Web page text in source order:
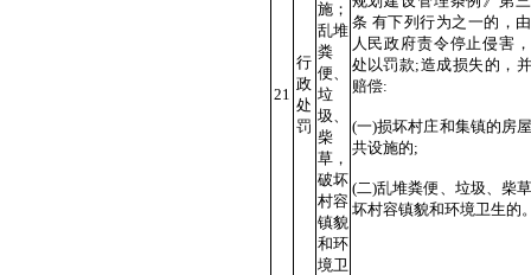
21
行
政
处
罚
施；
乱堆
粪
便、
垃
圾、
柴
草，
破坏
村容
镇貌
和环
境卫
条 有下列行为之一的，
人民政府责令停止侵害
处以罚款;造成损失的，
赔偿:
(一)损坏村庄和集镇的房
共设施的;
(二)乱堆粪便、垃圾、柴
坏村容镇貌和环境卫生的